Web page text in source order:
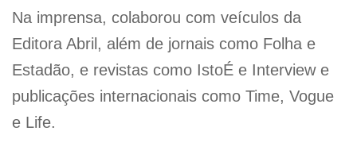
Na imprensa, colaborou com veículos da
Editora Abril, além de jornais como Folha e
Estadão, e revistas como IstoÉ e Interview e
publicações internacionais como Time, Vogue
e Life.